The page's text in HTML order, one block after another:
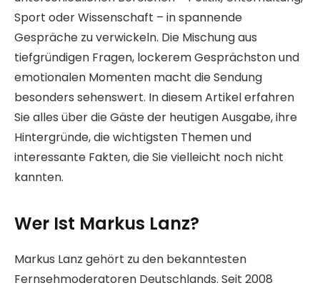
Sport oder Wissenschaft – in spannende
Gespräche zu verwickeln. Die Mischung aus
tiefgründigen Fragen, lockerem Gesprächston und
emotionalen Momenten macht die Sendung
besonders sehenswert. In diesem Artikel erfahren
Sie alles über die Gäste der heutigen Ausgabe, ihre
Hintergründe, die wichtigsten Themen und
interessante Fakten, die Sie vielleicht noch nicht
kannten.
Wer Ist Markus Lanz?
Markus Lanz gehört zu den bekanntesten
Fernsehmoderatoren Deutschlands. Seit 2008